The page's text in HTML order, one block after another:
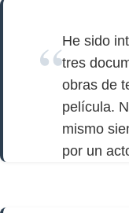
He sido
tres
obras de
película.
mismo
por un